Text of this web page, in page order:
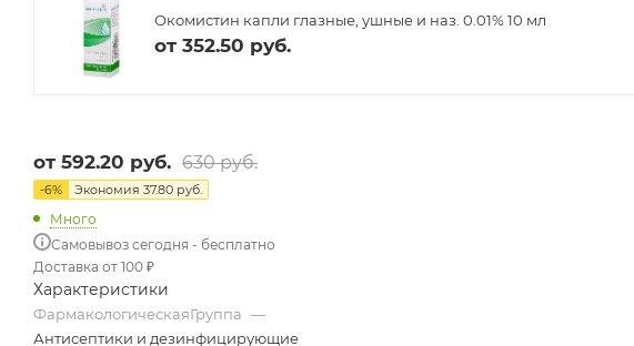
Окомистин капли глазные, ушные и наз. 0.01% 10 мл
от 352.50 руб.
от 592.20 руб. 630 руб.
-6% Экономия 37.80 руб.
Много
Самовывоз сегодня - бесплатно
Доставка от 100 ₽
Характеристики
ФармакологическаяГруппа —
Антисептики и дезинфицирующие